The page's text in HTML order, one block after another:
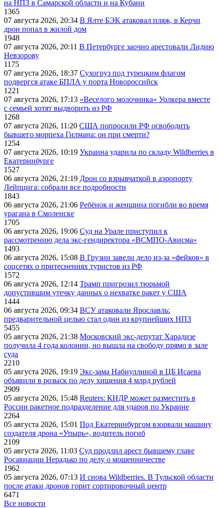
на НПЗ в Самарской области и на Кубани
1365
07 августа 2026, 20:34 В Ялте БЭК атаковал пляж, в Керчи
дрон попал в жилой дом
1948
07 августа 2026, 20:11 В Петербурге заочно арестовали Лидию
Невзорову
1175
07 августа 2026, 18:37 Сухогруз под турецким флагом
подвергся атаке БПЛА у порта Новороссийск
1221
07 августа 2026, 17:13 «Веселого молочника» Уолкера вместе
с семьей хотят выдворить из РФ
1268
07 августа 2026, 11:20 США попросили РФ освободить
бывшего морпеха Гилмана: он при смерти?
1254
07 августа 2026, 10:19 Украина ударила по складу Wildberries в
Екатеринбурге
1527
06 августа 2026, 21:19 Дрон со взрывчаткой в аэропорту
Лейпцига: собрали все подробности
1843
06 августа 2026, 21:06 Ребёнок и женщина погибли во время
урагана в Смоленске
1705
06 августа 2026, 19:06 Суд на Урале приступил к
рассмотрению дела экс-гендиректора «ВСМПО-Ависма»
1493
06 августа 2026, 15:08 В Грузии завели дело из-за «фейков» в
соцсетях о притеснениях туристов из РФ
1572
06 августа 2026, 12:14 Трамп пригрозил тюрьмой
допустившим утечку данных о нехватке ракет у США
1444
06 августа 2026, 09:34 ВСУ атаковали Ярославль:
предварительной целью стал один из крупнейших НПЗ
5455
05 августа 2026, 21:38 Московский экс-депутат Харадизе
получила 4 года колонии, но вышла на свободу прямо в зале
суда
2210
05 августа 2026, 19:19 Экс-зама Набиуллиной в ЦБ Исаева
объявили в розыск по делу хищения 4 млрд рублей
2909
05 августа 2026, 15:48 Reuters: КНДР может разместить в
России ракетное подразделение для ударов по Украине
2264
05 августа 2026, 15:01 Под Екатеринбургом взорвали машину
создателя дрона «Упырь», водитель погиб
2109
05 августа 2026, 11:03 Суд продлил арест бывшему главе
Росавиации Нерадько по делу о мошенничестве
1962
05 августа 2026, 07:13 И снова Wildberries. В Тульской области
после атаки дронов горит сортировочный центр
6471
Все новости